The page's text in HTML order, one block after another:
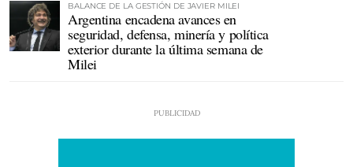
BALANCE DE LA GESTIÓN DE JAVIER MILEI
Argentina encadena avances en
seguridad, defensa, minería y política
exterior durante la última semana de
Milei